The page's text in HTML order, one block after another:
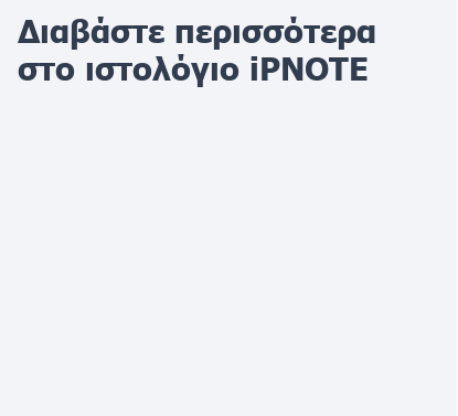
Διαβάστε περισσότερα
στο ιστολόγιο iPNOTE